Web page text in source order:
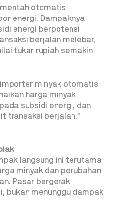
mentah otomatis
energi. Dampaknya
energi berpotensi
berjalan melebar,
tukar rupiah semakin
minyak otomatis
harga minyak
subsidi energi, dan
transaksi berjalan,”
langsung ini terutama
minyak dan perubahan
Pasar bergerak
bukan menunggu dampak